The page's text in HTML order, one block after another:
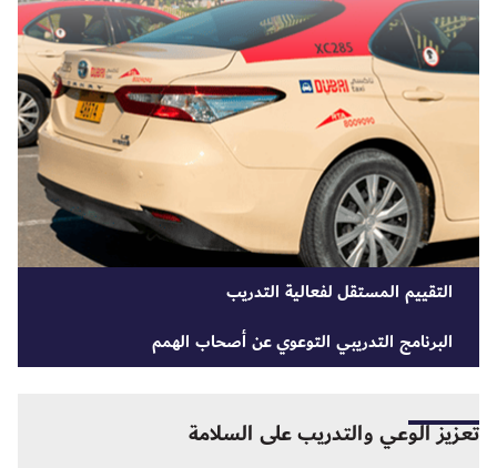
التقييم المستقل لفعالية التدريب
البرنامج التدريبي التوعوي عن أصحاب الهمم
تعزيز الوعي والتدريب على السلامة